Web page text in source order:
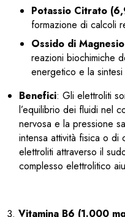
Potassio Citrato
formazione di calcoli
Ossido di
reazioni biochimiche
energetico e la
Benefici: Gli elettroliti
l’equilibrio dei fluidi nel
nervosa e la pressione
intensa attività fisica o
elettroliti attraverso il
complesso elettrolitico
Vitamina B6 (1.000